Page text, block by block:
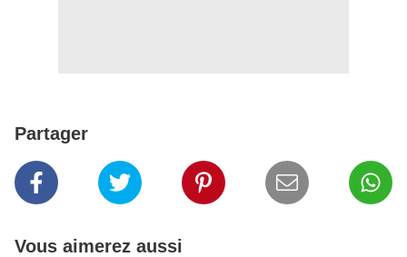
Partager
Vous aimerez aussi